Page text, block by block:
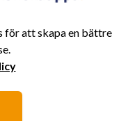
för att skapa en bättre